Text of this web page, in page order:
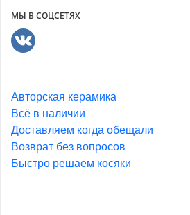
МЫ В СОЦСЕТЯХ
Авторская керамика
Всё в наличии
Доставляем когда обещали
Возврат без вопросов
Быстро решаем косяки